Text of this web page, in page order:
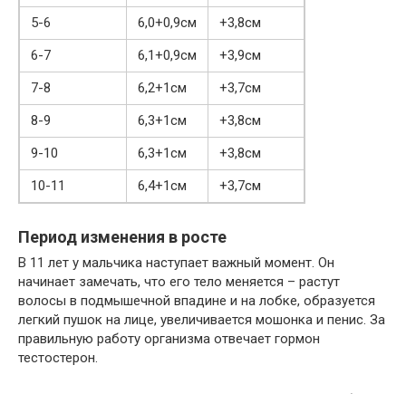
5-6
6,0+0,9см
+3,8см
6-7
6,1+0,9см
+3,9см
7-8
6,2+1см
+3,7см
8-9
6,3+1см
+3,8см
9-10
6,3+1см
+3,8см
10-11
6,4+1см +3,7см
Период изменения в росте
В 11 лет у мальчика наступает важный момент. Он
начинает замечать, что его тело меняется – растут
волосы в подмышечной впадине и на лобке, образуется
легкий пушок на лице, увеличивается мошонка и пенис. За
правильную работу организма отвечает гормон
тестостерон.